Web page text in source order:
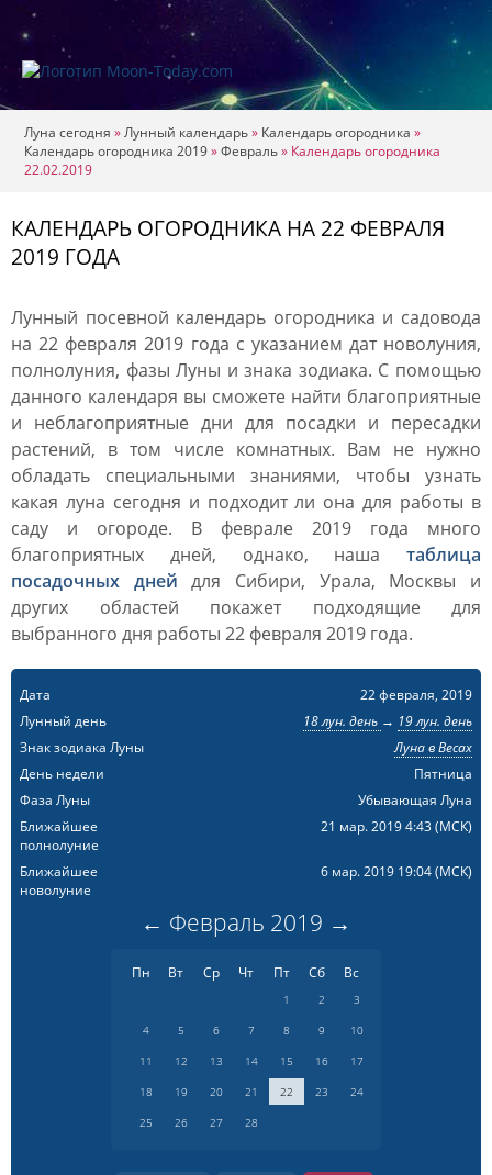
Луна сегодня »Лунный календарь» Календарь огородника »
Календарь огородника 2019»Февраль» Календарь огородника
22.02.2019
КАЛЕНДАРЬ ОГОРОДНИКА НА 22 ФЕВРАЛЯ
2019 ГОДА
Лунный посевной календарь огородника и садовода
на 22 февраля 2019 года с указанием дат новолуния,
полнолуния, фазы Луны и знака зодиака. С помощью
данного календаря вы сможете найти благоприятные
и неблагоприятные дни для посадки и пересадки
растений, в том числе комнатных. Вам не нужно
обладать специальными знаниями, чтобы узнать
какая луна сегодня и подходит ли она для работы в
саду и огороде. В феврале 2019 года много
благоприятных дней, однако, наша таблица
посадочных дней для Сибири, Урала, Москвы и
других областей покажет подходящие для
выбранного дня работы 22 февраля 2019 года.
Дата
22 февраля, 2019
Лунный день
18 лун. день → 19 лун. день
Знак зодиака Луны
Луна в Весах
День недели
Пятница
Фаза Луны
Убывающая Луна
Ближайшее
полнолуние
21 мар. 2019 4:43(МСК)
Ближайшее
новолуние
6 мар. 2019 19:04(МСК)
← Февраль 2019 →
Пн Вт Ср Чт Пт Сб Вс
1 2
3
4
5 6 7 8 9
10
11
12 13 14 15 16
17
18
19 20 21 22 23
24
25
26 27 28